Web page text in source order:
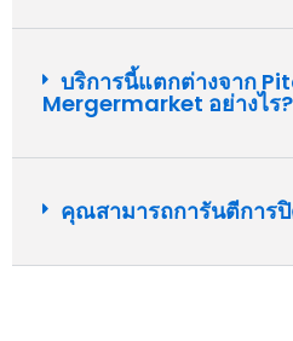
บริการนี้แตกต่างจาก
Mergermarket อย่างไร?
คุณสามารถการันตีการ